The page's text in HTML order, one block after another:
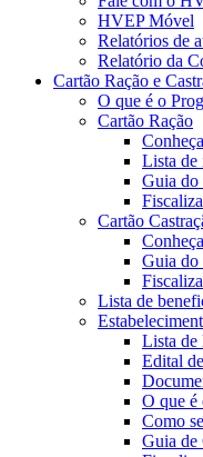
HVEP Móvel
Relatórios de
Relatório da
Cartão Ração e
O que é o
Cartão Ração
Lista de
Guia
Cartão
Guia
Lista de
Lista de
Edital
O que é
Como
Guia de